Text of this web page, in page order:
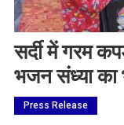
सर्दी में गरम
भजन संध्या
Press Release